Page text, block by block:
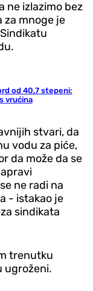
ne izlazimo bez
za mnoge je
od 40,7 stepeni:
vrućina
stvari, da
vodu za piće,
da može da se
ne radi na
- istakao je
sindikata
trenutku
ugroženi.